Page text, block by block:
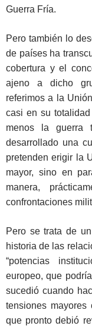
Guerra Fría.
Pero también lo
de países ha
cobertura y el
ajeno a dicho
referimos a la
casi en su
menos la guerra
desarrollado una
pretenden erigir la
mayor, sino en
manera,
confrontaciones
Pero se trata de
historia de las
“potencias
europeo, que
sucedió cuando
tensiones mayores
que pronto debió